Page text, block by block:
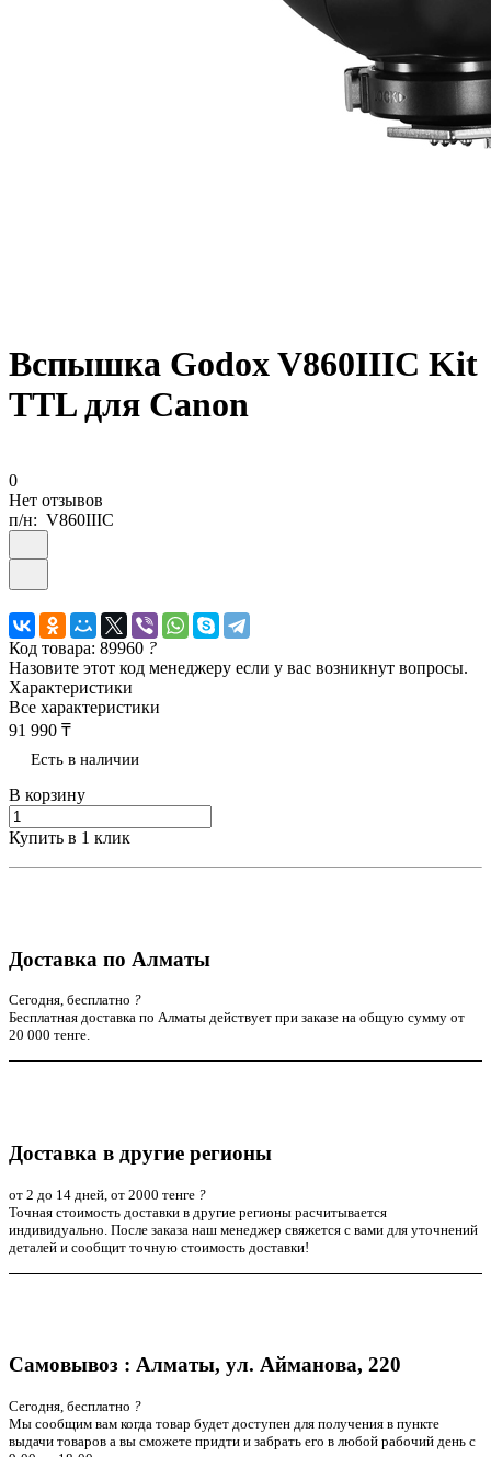
Вспышка Godox V860IIIС Kit
TTL для Canon
0
Нет отзывов
п/н: V860IIIC
Код товара: 89960 ?
Назовите этот код менеджеру если у вас возникнут вопросы.
Характеристики
Все характеристики
91 990 ₸
Есть в наличии
В корзину
Купить в 1 клик
Доставка по Алматы
Сегодня, бесплатно ?
Бесплатная доставка по Алматы действует при заказе на общую сумму от
20 000 тенге.
Доставка в другие регионы
от 2 до 14 дней, от 2000 тенге ?
Точная стоимость доставки в другие регионы расчитывается
индивидуально. После заказа наш менеджер свяжется с вами для уточнений
деталей и сообщит точную стоимость доставки!
Самовывоз : Алматы, ул. Айманова, 220
Сегодня, бесплатно ?
Мы сообщим вам когда товар будет доступен для получения в пункте
выдачи товаров а вы сможете придти и забрать его в любой рабочий день с